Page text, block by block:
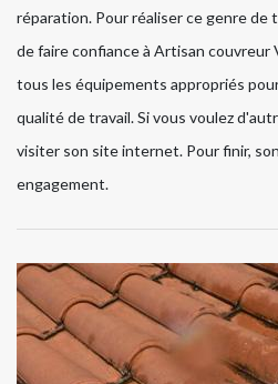
réparation. Pour réaliser ce genre de
de faire confiance à Artisan couvreur
tous les équipements appropriés
qualité de travail. Si vous voulez
visiter son site internet. Pour finir,
engagement.